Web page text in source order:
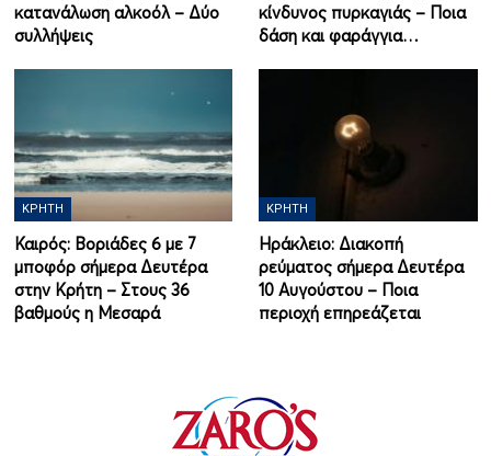
κατανάλωση αλκοόλ – Δύο
συλλήψεις
κίνδυνος πυρκαγιάς – Ποια
δάση και φαράγγια…
ΚΡΉΤΗ
Καιρός: Βοριάδες 6 με 7
μποφόρ σήμερα Δευτέρα
στην Κρήτη – Στους 36
βαθμούς η Μεσαρά
ΚΡΉΤΗ
Ηράκλειο: Διακοπή
ρεύματος σήμερα Δευτέρα
10 Αυγούστου – Ποια
περιοχή επηρεάζεται